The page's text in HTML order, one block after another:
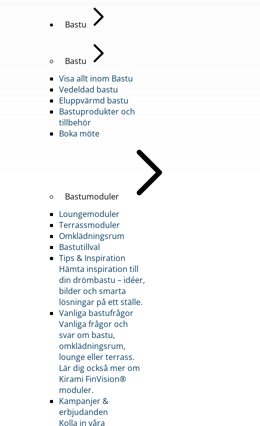
Bastu
Bastu
Visa allt inom Bastu
Vedeldad bastu
Eluppvärmd bastu
Bastuprodukter och
tillbehör
Boka möte
Bastumoduler
Loungemoduler
Terrassmoduler
Omklädningsrum
Bastutillval
Tips & Inspiration
Hämta inspiration till
din drömbastu – idéer,
bilder och smarta
lösningar på ett ställe.
Vanliga bastufrågor
Vanliga frågor och
svar om bastu,
omklädningsrum,
lounge eller terrass.
Lär dig också mer om
Kirami FinVision®
moduler.
Kampanjer &
erbjudanden
Kolla in våra